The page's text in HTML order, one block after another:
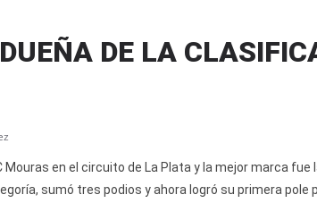
DE LA
en el circuito de La Plata y la mejor marca fue
sumó tres podios y ahora logró su primera pole